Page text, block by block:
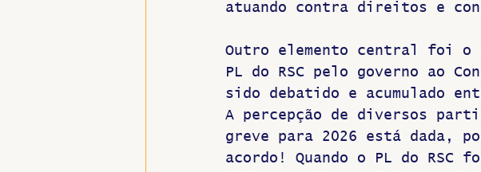
atuando contra direitos e
Outro elemento central foi o
PL do RSC pelo governo ao
sido debatido e acumulado
A percepção de diversos
greve para 2026 está dada,
acordo! Quando o PL do